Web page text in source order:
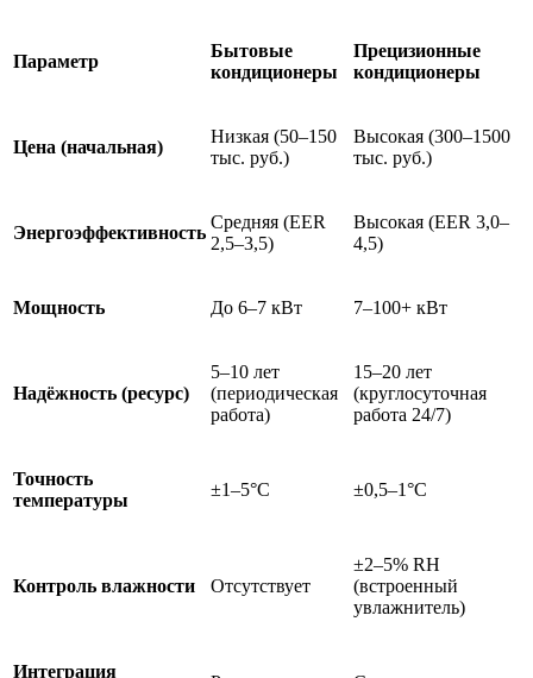
Параметр
Бытовые
кондиционеры
Прецизионные
кондиционеры
Цена (начальная)
Низкая (50–150
тыс. руб.)
Высокая (300–1500
тыс. руб.)
Энергоэффективность
Средняя (EER
2,5–3,5)
Высокая (EER 3,0–
4,5)
Мощность До 6–7 кВт 7–100+ кВт
Надёжность (ресурс)
5–10 лет
(периодическая
работа)
15–20 лет
(круглосуточная
работа 24/7)
Точность
температуры
±1–5°C ±0,5–1°C
Контроль влажности Отсутствует
±2–5% RH
(встроенный
увлажнитель)
Интеграция